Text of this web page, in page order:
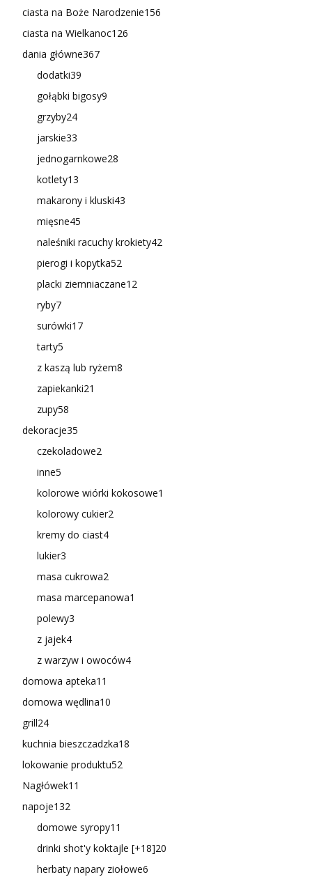
ciasta na Boże Narodzenie156
ciasta na Wielkanoc126
dania główne367
dodatki39
gołąbki bigosy9
grzyby24
jarskie33
jednogarnkowe28
kotlety13
makarony i kluski43
mięsne45
naleśniki racuchy krokiety42
pierogi i kopytka52
placki ziemniaczane12
ryby7
surówki17
tarty5
z kaszą lub ryżem8
zapiekanki21
zupy58
dekoracje35
czekoladowe2
inne5
kolorowe wiórki kokosowe1
kolorowy cukier2
kremy do ciast4
lukier3
masa cukrowa2
masa marcepanowa1
polewy3
z jajek4
z warzyw i owoców4
domowa apteka11
domowa wędlina10
grill24
kuchnia bieszczadzka18
lokowanie produktu52
Nagłówek11
napoje132
domowe syropy11
drinki shot'y koktajle [+18]20
herbaty napary ziołowe6